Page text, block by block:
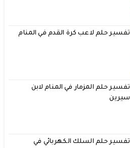
تفسير حلم لاعب كرة القدم في المنام
تفسير حلم المزمار في المنام لابن
سيرين
تفسير حلم السلك الكهربائي في